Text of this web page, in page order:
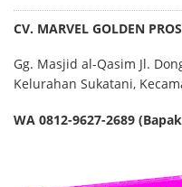
CV. MARVEL GOLDEN
Gg. Masjid al-Qasim Jl.
Kelurahan Sukatani,
WA 0812-9627-2689